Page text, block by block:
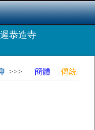
恭造寺
>>> 簡體 傳統